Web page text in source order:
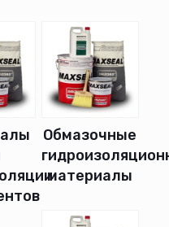
Обмазочные
материалы